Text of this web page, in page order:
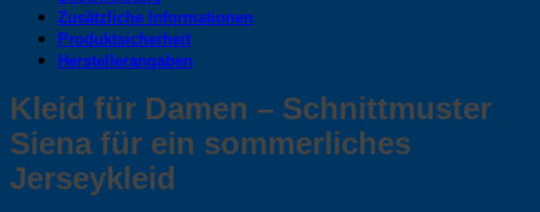
Zusätzliche Informationen
Produktsicherheit
Herstellerangaben
Kleid für Damen – Schnittmuster
Siena für ein sommerliches
Jerseykleid